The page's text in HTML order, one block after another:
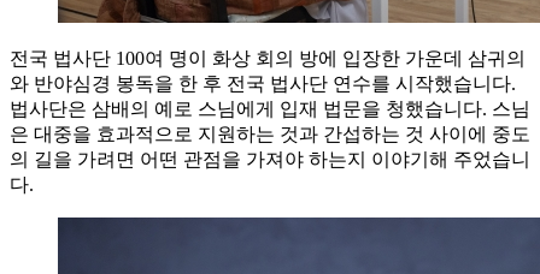
전국 법사단 100여 명이 화상 회의 방에 입장한 가운데 삼귀의
와 반야심경 봉독을 한 후 전국 법사단 연수를 시작했습니다.
법사단은 삼배의 예로 스님에게 입재 법문을 청했습니다. 스님
은 대중을 효과적으로 지원하는 것과 간섭하는 것 사이에 중도
의 길을 가려면 어떤 관점을 가져야 하는지 이야기해 주었습니
다.